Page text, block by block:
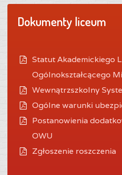
Dokumenty liceum
Statut Akademickiego
Ogólnokształcącego
Wewnątrzszkolny
Ogólne warunki
Postanowienia
OWU
Zgłoszenie roszczenia